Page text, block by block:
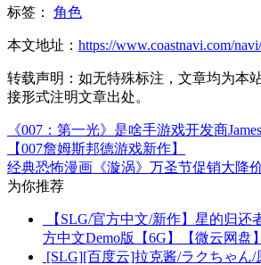
标签： 角色
本文地址： https://www.coastnavi.com/
转载声明： 如无特殊标注，文章均为本
接形式注明文章出处。
《007：第一光》是啥手游戏开发商
【007詹姆斯邦德游戏新作】
经典恐怖漫画《漩涡》万圣节促销大降
为你推荐
【SLG/官方中文/新作】星的归还
方中文Demo版【6G】【微云网盘】
[SLG][百度云]拉克酱/ラクちゃん/